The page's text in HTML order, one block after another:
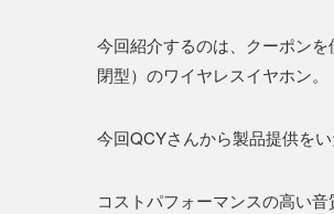
今回紹介するのは、クーポン
閉型）のワイヤレスイヤホン。
今回QCYさんから製品提供を
コストパフォーマンスの高い